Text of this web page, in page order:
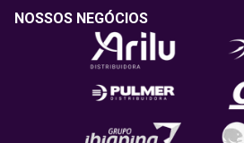
NOSSOS NEGÓCIOS